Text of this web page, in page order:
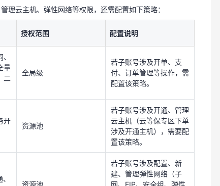
、
资源池
若子账号涉及配置、新
建、管理弹性网络（子
网、EIP、安全组、弹性
网卡、VIP、子网路由
理云主机、弹性网络等权限，还需配置如下策略：
授权范围 配置说明
量
二
全局级
若子账号涉及开单、支
付、订单管理等操作，需
配置该策略。
开
资源池
若子账号涉及开通、管理
云主机（云等保专区下单
涉及开通主机），需要配
置该策略。
资源池
若子账号涉及配置、新
建、管理弹性网络（子
网、EIP、安全组、弹性